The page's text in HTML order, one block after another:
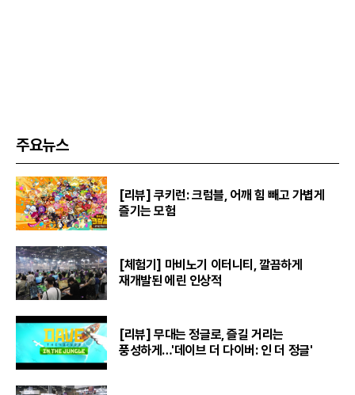
주요뉴스
[리뷰] 쿠키런: 크럼블, 어깨 힘 빼고 가볍게
즐기는 모험
[체험기] 마비노기 이터니티, 깔끔하게
재개발된 에린 인상적
[리뷰] 무대는 정글로, 즐길 거리는
풍성하게…'데이브 더 다이버: 인 더 정글'